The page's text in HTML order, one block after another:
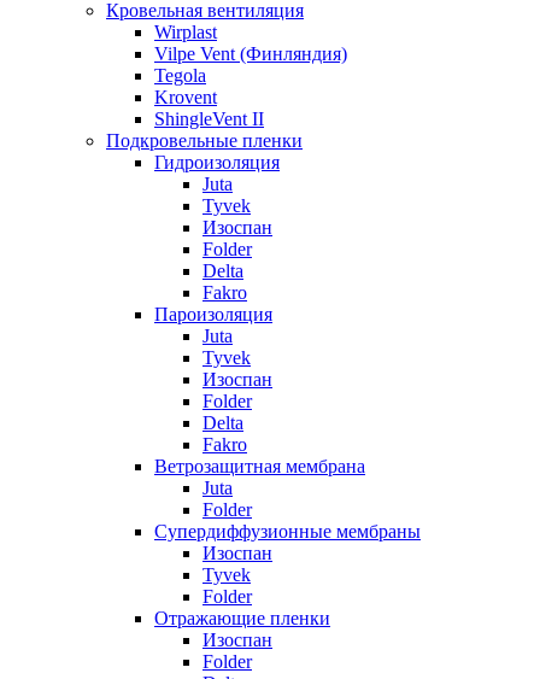
Кровельная вентиляция
Wirplast
Vilpe Vent (Финляндия)
Tegola
Krovent
ShingleVent II
Подкровельные пленки
Гидроизоляция
Juta
Tyvek
Изоспан
Folder
Delta
Fakro
Пароизоляция
Juta
Tyvek
Изоспан
Folder
Delta
Fakro
Ветрозащитная мембрана
Juta
Folder
Супердиффузионные мембраны
Изоспан
Tyvek
Folder
Отражающие пленки
Изоспан
Folder